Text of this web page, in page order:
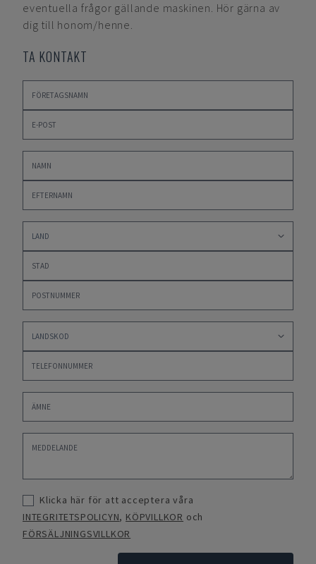
eventuella frågor gällande maskinen. Hör gärna av
dig till honom/henne.
TA KONTAKT
Klicka här för att acceptera våra
INTEGRITETSPOLICYN, KÖPVILLKOR och
FÖRSÄLJNINGSVILLKOR